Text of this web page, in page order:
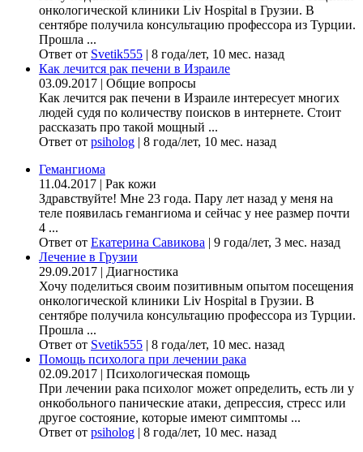
онкологической клиники Liv Hospital в Грузии. В
сентябре получила консультацию профессора из Турции.
Прошла ...
Ответ от Svetik555
8 года/лет, 10 мес. назад
Как лечится рак печени в Израиле
03.09.2017
Общие вопросы
Как лечится рак печени в Израиле интересует многих
людей судя по количеству поисков в интернете. Стоит
рассказать про такой мощный ...
Ответ от psiholog
8 года/лет, 10 мес. назад
Гемангиома
11.04.2017
Рак кожи
Здравствуйте! Мне 23 года. Пару лет назад у меня на
теле появилась гемангиома и сейчас у нее размер почти
4 ...
Ответ от Екатерина Савикова
9 года/лет, 3 мес. назад
Лечение в Грузии
29.09.2017
Диагностика
Хочу поделиться своим позитивным опытом посещения
онкологической клиники Liv Hospital в Грузии. В
сентябре получила консультацию профессора из Турции.
Прошла ...
Ответ от Svetik555
8 года/лет, 10 мес. назад
Помощь психолога при лечении рака
02.09.2017
Психологическая помощь
При лечении рака психолог может определить, есть ли у
онкобольного панические атаки, депрессия, стресс или
другое состояние, которые имеют симптомы ...
Ответ от psiholog
8 года/лет, 10 мес. назад